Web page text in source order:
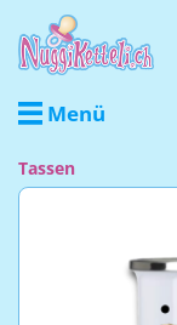
Menü
Tassen